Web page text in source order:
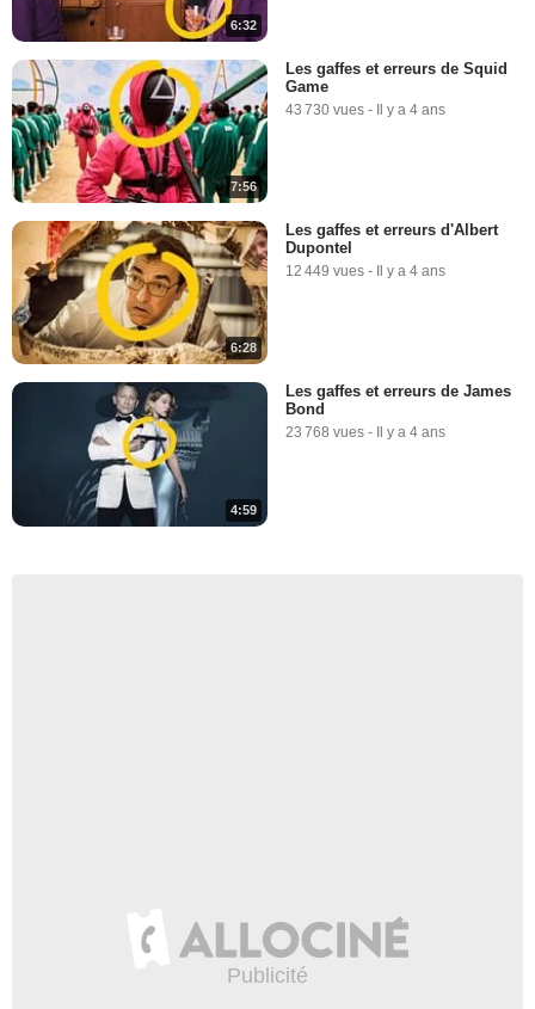
6:32
7:56
Les gaffes et erreurs de Squid
Game
43 730 vues - Il y a 4 ans
6:28
Les gaffes et erreurs d'Albert
Dupontel
12 449 vues - Il y a 4 ans
4:59
Les gaffes et erreurs de James
Bond
23 768 vues - Il y a 4 ans